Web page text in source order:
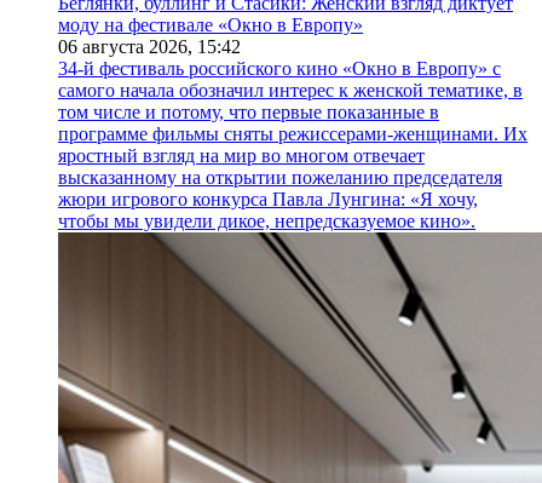
моду на фестивале «Окно в Европу»
06 августа 2026, 15:42
34-й фестиваль российского кино «Окно в Европу» с
самого начала обозначил интерес к женской тематике, в
том числе и потому, что первые показанные в
программе фильмы сняты режиссерами-женщинами. Их
яростный взгляд на мир во многом отвечает
высказанному на открытии пожеланию председателя
жюри игрового конкурса Павла Лунгина: «Я хочу,
чтобы мы увидели дикое, непредсказуемое кино».